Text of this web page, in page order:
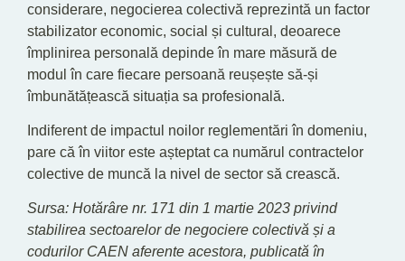
considerare, negocierea colectivă reprezintă un factor
stabilizator economic, social și cultural, deoarece
împlinirea personală depinde în mare măsură de
modul în care fiecare persoană reușește să-și
îmbunătățească situația sa profesională.
Indiferent de impactul noilor reglementări în domeniu,
pare că în viitor este așteptat ca numărul contractelor
colective de muncă la nivel de sector să crească.
Sursa: Hotărâre nr. 171 din 1 martie 2023 privind
stabilirea sectoarelor de negociere colectivă și a
codurilor CAEN aferente acestora, publicată în